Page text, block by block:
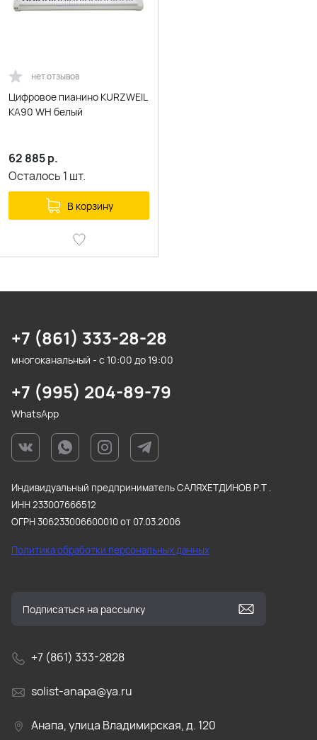
нет отзывов
Цифровое пианино KURZWEIL
KA90 WH белый
62 885р.
Осталось 1 шт.
В корзину
+7 (861) 333-28-28
многоканальный - с 10:00 до 19:00
+7 (995) 204-89-79
WhatsApp
Индивидуальный предприниматель САЛЯХЕТДИНОВ Р.Т .
ИНН 233007666512
ОГРН 306233006600010 от 07.03.2006
Политика обработки персональных данных
+7 (861) 333-2828
solist-anapa@ya.ru
Анапа, улица Владимирская, д. 120